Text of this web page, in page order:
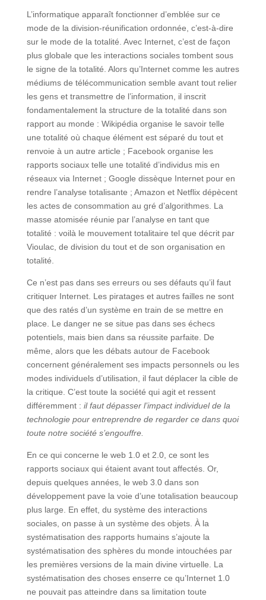
L’informatique apparaît fonctionner d’emblée sur ce
mode de la division-réunification ordonnée, c’est-à-dire
sur le mode de la totalité. Avec Internet, c’est de façon
plus globale que les interactions sociales tombent sous
le signe de la totalité. Alors qu’Internet comme les autres
médiums de télécommunication semble avant tout relier
les gens et transmettre de l’information, il inscrit
fondamentalement la structure de la totalité dans son
rapport au monde : Wikipédia organise le savoir telle
une totalité où chaque élément est séparé du tout et
renvoie à un autre article ; Facebook organise les
rapports sociaux telle une totalité d’individus mis en
réseaux via Internet ; Google dissèque Internet pour en
rendre l’analyse totalisante ; Amazon et Netflix dépècent
les actes de consommation au gré d’algorithmes. La
masse atomisée réunie par l’analyse en tant que
totalité : voilà le mouvement totalitaire tel que décrit par
Vioulac, de division du tout et de son organisation en
totalité.
Ce n’est pas dans ses erreurs ou ses défauts qu’il faut
critiquer Internet. Les piratages et autres failles ne sont
que des ratés d’un système en train de se mettre en
place. Le danger ne se situe pas dans ses échecs
potentiels, mais bien dans sa réussite parfaite. De
même, alors que les débats autour de Facebook
concernent généralement ses impacts personnels ou les
modes individuels d’utilisation, il faut déplacer la cible de
la critique. C’est toute la société qui agit et ressent
différemment : il faut dépasser l’impact individuel de la
technologie pour entreprendre de regarder ce dans quoi
toute notre société s’engouffre.
En ce qui concerne le web 1.0 et 2.0, ce sont les
rapports sociaux qui étaient avant tout affectés. Or,
depuis quelques années, le web 3.0 dans son
développement pave la voie d’une totalisation beaucoup
plus large. En effet, du système des interactions
sociales, on passe à un système des objets. À la
systématisation des rapports humains s’ajoute la
systématisation des sphères du monde intouchées par
les premières versions de la main divine virtuelle. La
systématisation des choses enserre ce qu’Internet 1.0
ne pouvait pas atteindre dans sa limitation toute